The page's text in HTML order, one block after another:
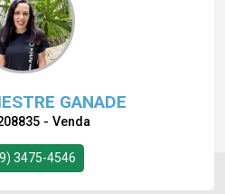
GANADE
- Venda
3475-4546